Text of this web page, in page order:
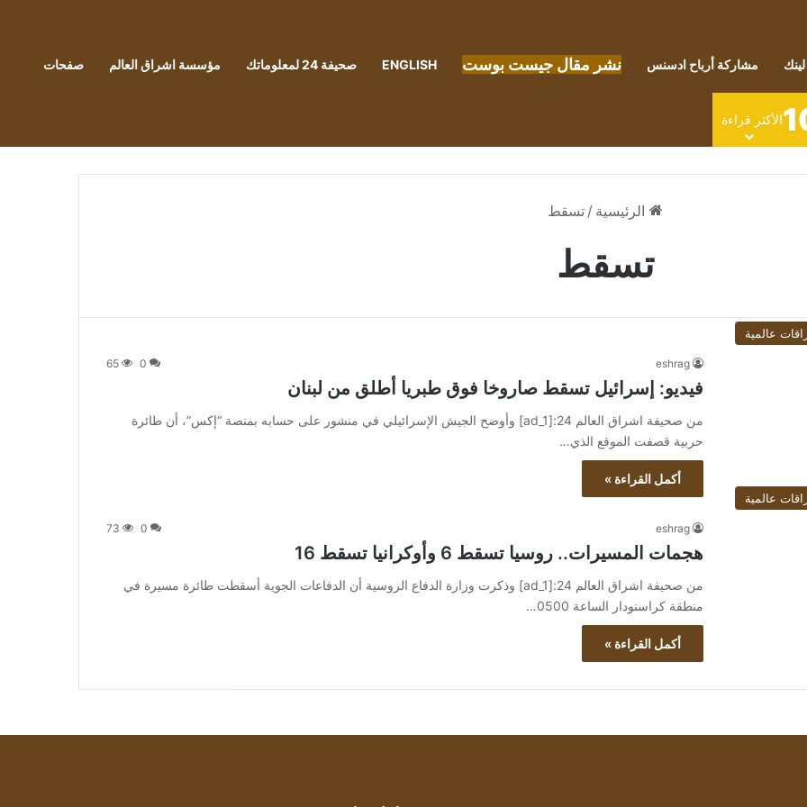
مشاركة أرباح ادسنس نشر مقال جيست بوست ENGLISH صحيفة 24 لمعلوماتك مؤسسة اشراق العالم صفحات
الأكثر قراءة
الرئيسية / تسقط
تسقط
عالمية
eshrag
0
65
فيديو: إسرائيل تسقط صاروخا فوق طبريا أطلق من لبنان
من صحيفة اشراق العالم 24:[ad_1] وأوضح الجيش الإسرائيلي في منشور على حسابه بمنصة “إكس”، أن طائرة
حربية قصفت الموقع الذي…
أكمل القراءة »
عالمية
eshrag
0
73
هجمات المسيرات.. روسيا تسقط 6 وأوكرانيا تسقط 16
من صحيفة اشراق العالم 24:[ad_1] وذكرت وزارة الدفاع الروسية أن الدفاعات الجوية أسقطت طائرة مسيرة في
منطقة كراسنودار الساعة 0500…
أكمل القراءة »